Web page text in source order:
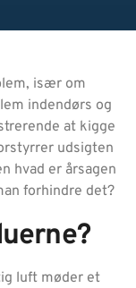
især om
indendørs og
at kigge
udsigten
hvad er årsagen
forhindre det?
luft møder et